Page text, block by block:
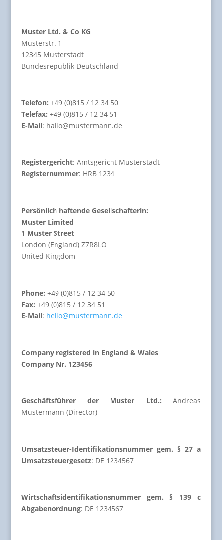
Muster Ltd. & Co KG
Musterstr. 1
12345 Musterstadt
Bundesrepublik Deutschland
Telefon: +49 (0)815 / 12 34 50
Telefax: +49 (0)815 / 12 34 51
E-Mail: hallo@mustermann.de
Registergericht: Amtsgericht Musterstadt
Registernummer: HRB 1234
Persönlich haftende Gesellschafterin:
Muster Limited
1 Muster Street
London (England) Z7R8LO
United Kingdom
Phone: +49 (0)815 / 12 34 50
Fax: +49 (0)815 / 12 34 51
E-Mail: hello@mustermann.de
Company registered in England & Wales
Company Nr. 123456
Geschäftsführer der Muster Ltd.:Andreas
Mustermann (Director)
Umsatzsteuer-Identifikationsnummer gem. § 27 a
Umsatzsteuergesetz: DE 1234567
Wirtschaftsidentifikationsnummer gem. § 139 c
Abgabenordnung: DE 1234567